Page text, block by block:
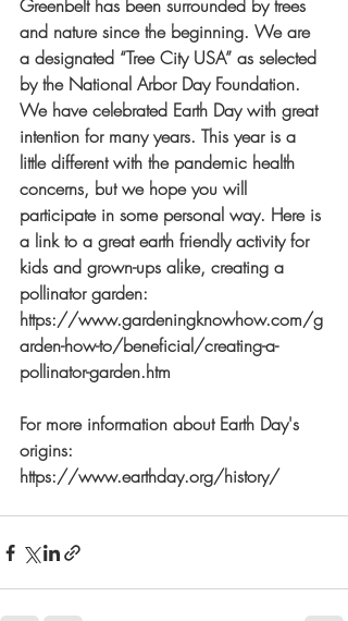
Greenbelt has been surrounded by trees
and nature since the beginning. We are
a designated “Tree City USA” as selected
by the National Arbor Day Foundation.
We have celebrated Earth Day with great
intention for many years. This year is a
little different with the pandemic health
concerns, but we hope you will
participate in some personal way. Here is
a link to a great earth friendly activity for
kids and grown-ups alike, creating a
pollinator garden:
https://www.gardeningknowhow.com/g
arden-how-to/beneficial/creating-a-
pollinator-garden.htm
For more information about Earth Day's
origins:
https://www.earthday.org/history/